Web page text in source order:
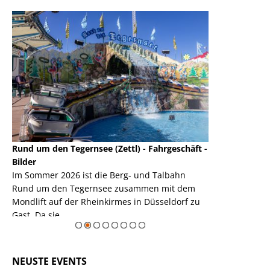
Rund um den Tegernsee (Zettl) - Fahrgeschäft -
Bilder
Im Sommer 2026 ist die Berg- und Talbahn
Rund um den Tegernsee zusammen mit dem
Mondlift auf der Rheinkirmes in Düsseldorf zu
Gast. Da sie ...
NEUSTE EVENTS